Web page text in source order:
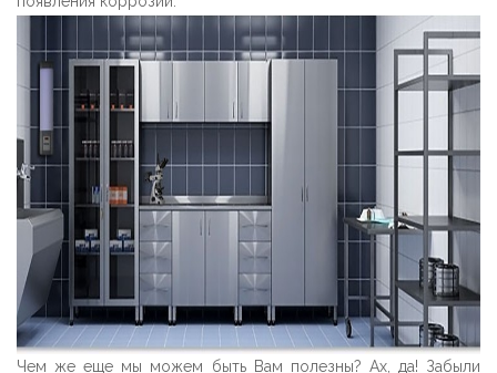
Чем же еще мы можем быть Вам полезны? Ах, да! Забыли